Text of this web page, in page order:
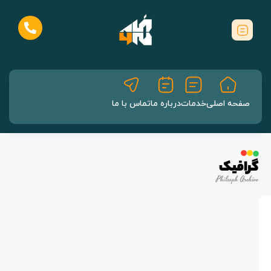
صفحه اصلیخدماتدرباره ماتماس با ما
گرافیک
Philsoph Archive